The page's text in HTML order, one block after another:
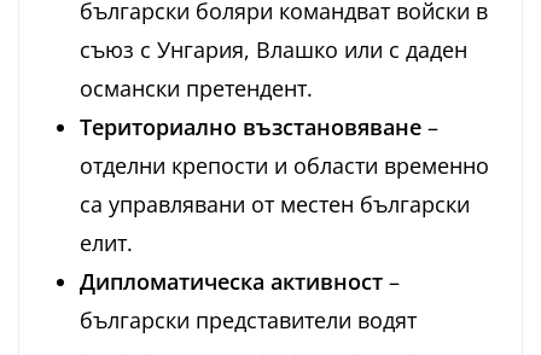
български боляри командват войски в
съюз с Унгария, Влашко или с даден
османски претендент.
Териториално възстановяване –
отделни крепости и области временно
са управлявани от местен български
елит.
Дипломатическа активност –
български представители водят